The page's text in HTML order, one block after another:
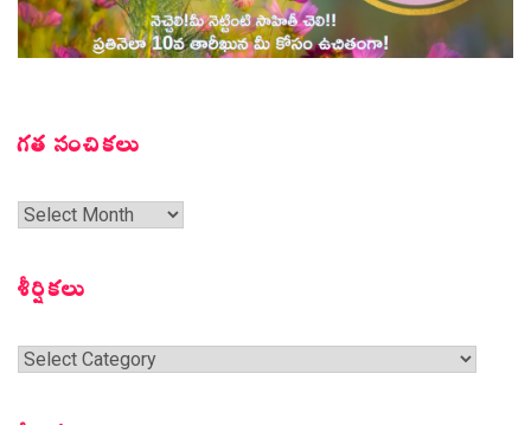
గత సంచికలు
గత
శీర్షికలు
శీర్షికలు